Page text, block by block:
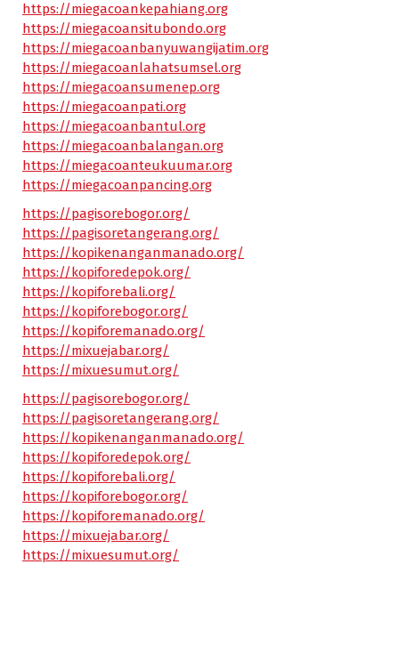
https://miegacoankepahiang.org
https://miegacoansitubondo.org
https://miegacoanbanyuwangijatim.org
https://miegacoanlahatsumsel.org
https://miegacoansumenep.org
https://miegacoanpati.org
https://miegacoanbantul.org
https://miegacoanbalangan.org
https://miegacoanteukuumar.org
https://miegacoanpancing.org
https://pagisorebogor.org/
https://pagisoretangerang.org/
https://kopikenanganmanado.org/
https://kopiforedepok.org/
https://kopiforebali.org/
https://kopiforebogor.org/
https://kopiforemanado.org/
https://mixuejabar.org/
https://mixuesumut.org/
https://pagisorebogor.org/
https://pagisoretangerang.org/
https://kopikenanganmanado.org/
https://kopiforedepok.org/
https://kopiforebali.org/
https://kopiforebogor.org/
https://kopiforemanado.org/
https://mixuejabar.org/
https://mixuesumut.org/